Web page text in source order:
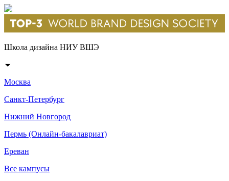
Школа дизайна НИУ ВШЭ
Москва
Санкт-Петербург
Нижний Новгород
Пермь (Онлайн-бакалавриат)
Ереван
Все кампусы